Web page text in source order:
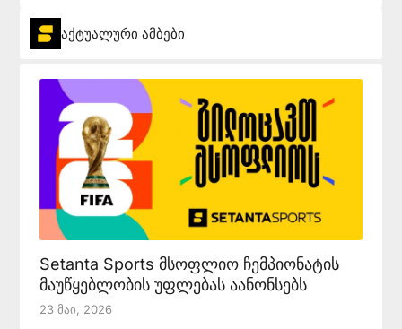
აქტუალური ამბები
Setanta Sports მსოფლიო ჩემპიონატის
მაუწყებლობის უფლებას აანონსებს
23 Მაი, 2026